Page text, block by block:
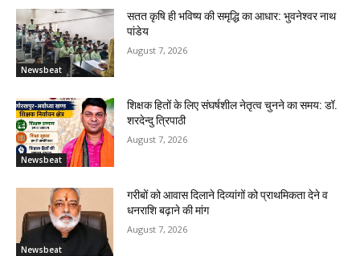
Newsbeat
सतत कृषि ही भविष्य की समृद्धि का आधार: भुवनेश्वर नाथ
पांडेय
August 7, 2026
Newsbeat
शिक्षक हितों के लिए संघर्षशील नेतृत्व चुनने का समय: डॉ.
शरदेन्दु त्रिपाठी
August 7, 2026
Newsbeat
गरीबों को आवास दिलाने दिव्यांगों को प्राथमिकता देने व
धनराशि बढ़ाने की मांग
August 7, 2026